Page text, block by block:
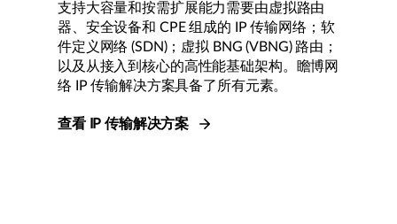
支持大容量和按需扩展能力需要由虚拟路由
器、安全设备和 CPE 组成的 IP 传输网络；软
件定义网络 (SDN)；虚拟 BNG (VBNG) 路由；
以及从接入到核心的高性能基础架构。瞻博网
络 IP 传输解决方案具备了所有元素。
查看 IP 传输解决方案